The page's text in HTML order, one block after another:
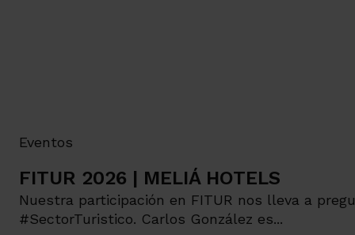
Eventos
FITUR 2026 | MELIÁ HOTELS
Nuestra participación en FITUR nos lleva a
#SectorTuristico. Carlos González es...